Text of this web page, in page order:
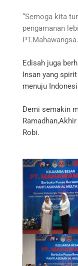
“Semoga kita
pengamanan
PT.Mahawangsa.
Edisah juga
Insan yang
menuju
Demi semakin
Robi.